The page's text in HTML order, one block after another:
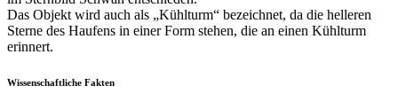
Das Objekt wird auch als „Kühlturm“ beze­ich­net, da die helleren
Sterne des Haufens in ein­er Form ste­hen, die an einen Kühlturm
erinnert.
Wissenschaftliche Fakten